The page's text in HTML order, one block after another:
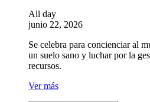
All day
junio 22, 2026
Se celebra para concienciar al
un suelo sano y luchar por la
recursos.
Ver más